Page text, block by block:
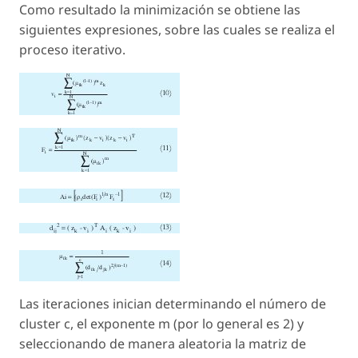
Como resultado la minimización se obtiene las
siguientes expresiones, sobre las cuales se realiza el
proceso iterativo.
Las iteraciones inician determinando el número de
cluster c, el exponente m (por lo general es 2) y
seleccionando de manera aleatoria la matriz de